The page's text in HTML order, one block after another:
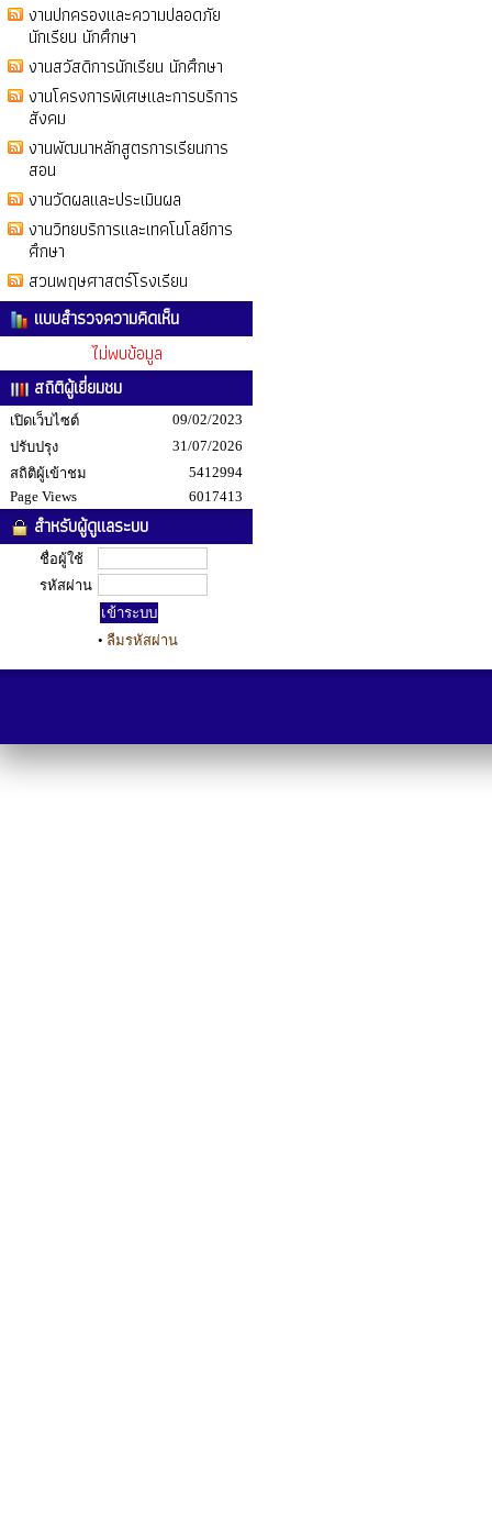
งานปกครองและความปลอดภัย
นักเรียน นักศึกษา
งานสวัสดิการนักเรียน นักศึกษา
งานโครงการพิเศษและการบริการ
สังคม
งานพัฒนาหลักสูตรการเรียนการ
สอน
งานวัดผลและประเมินผล
งานวิทยบริการและเทคโนโลยีการ
ศึกษา
สวนพฤษศาสตร์โรงเรียน
แบบสำรวจความคิดเห็น
ไม่พบข้อมูล
สถิติผู้เยี่ยมชม
เปิดเว็บไซต์
09/02/2023
ปรับปรุง
31/07/2026
สถิติผู้เข้าชม
5412994
Page Views
6017413
สำหรับผู้ดูแลระบบ
ชื่อผู้ใช้
รหัสผ่าน
• ลืมรหัสผ่าน